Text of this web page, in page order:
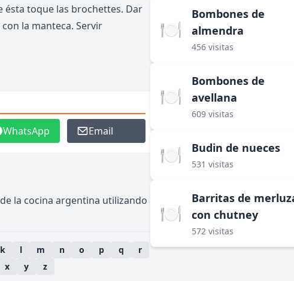
ésta toque las brochettes. Dar
la manteca. Servir
WhatsApp Email
la cocina argentina utilizando
k l m n o p q
r
x y z
🍽️
Bombones de
almendra
456 visitas
🍽️
Bombones de
avellana
609 visitas
🍽️ Budin de nueces
531 visitas
🍽️
Barritas de
con chutney
572 visitas